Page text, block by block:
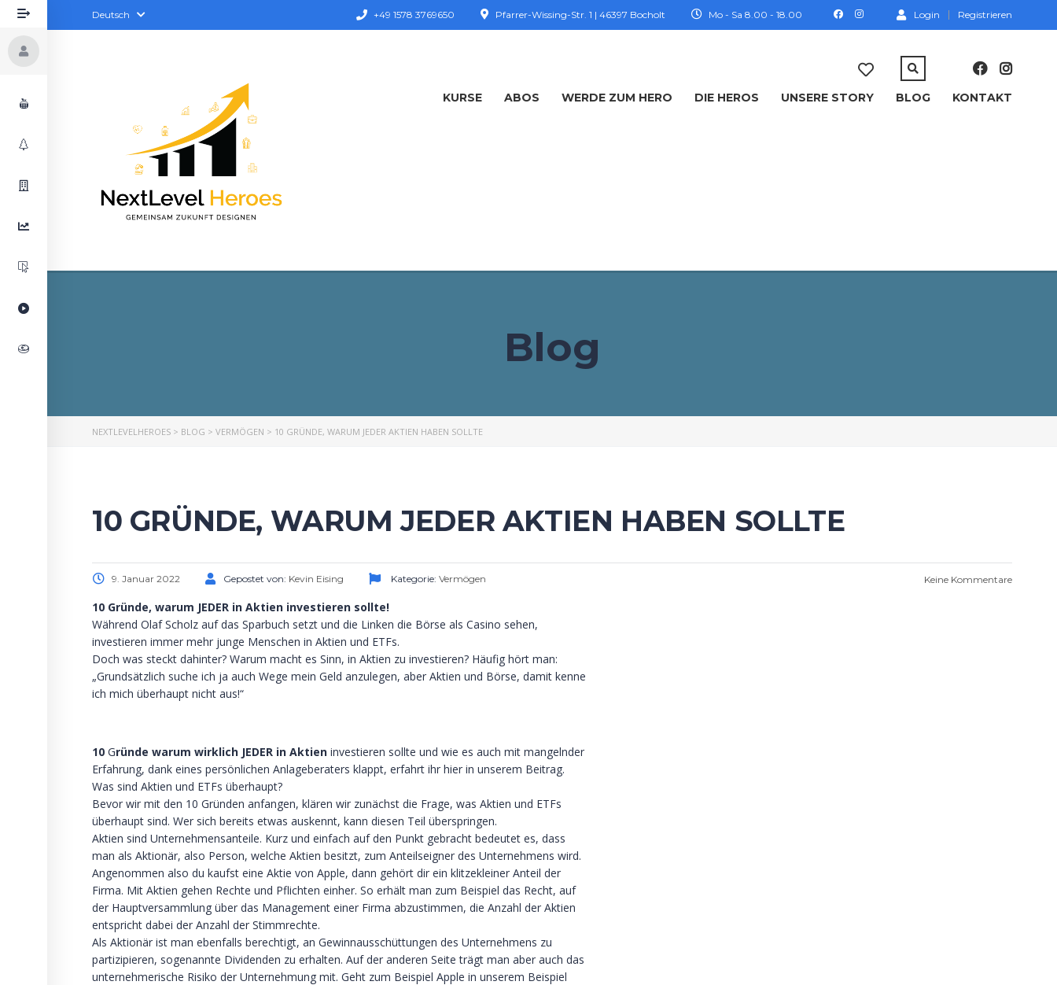
Deutsch Login Registrieren
Mo - Sa 8.00 - 18.00
Pfarrer-Wissing-Str. 1 | 46397 Bocholt
+49 1578 3769650
KURSE ABOS WERDE ZUM HERO DIE HEROS UNSERE STORY BLOG KONTAKT
Blog
NEXTLEVELHEROES > BLOG > VERMÖGEN > 10 GRÜNDE, WARUM JEDER AKTIEN HABEN SOLLTE
10 GRÜNDE, WARUM JEDER AKTIEN HABEN SOLLTE
9. Januar 2022 Gepostet von: Kevin Eising Kategorie: Vermögen Keine Kommentare
10 Gründe, warum JEDER in Aktien investieren sollte!
Während Olaf Scholz auf das Sparbuch setzt und die Linken die Börse als Casino sehen,
investieren immer mehr junge Menschen in Aktien und ETFs.
Doch was steckt dahinter? Warum macht es Sinn, in Aktien zu investieren? Häufig hört man:
„Grundsätzlich suche ich ja auch Wege mein Geld anzulegen, aber Aktien und Börse, damit kenne
ich mich überhaupt nicht aus!“
10 Gründe warum wirklich JEDER in Aktien investieren sollte und wie es auch mit mangelnder
Erfahrung, dank eines persönlichen Anlageberaters klappt, erfahrt ihr hier in unserem Beitrag.
Was sind Aktien und ETFs überhaupt?
Bevor wir mit den 10 Gründen anfangen, klären wir zunächst die Frage, was Aktien und ETFs
überhaupt sind. Wer sich bereits etwas auskennt, kann diesen Teil überspringen.
Aktien sind Unternehmensanteile. Kurz und einfach auf den Punkt gebracht bedeutet es, dass
man als Aktionär, also Person, welche Aktien besitzt, zum Anteilseigner des Unternehmens wird.
Angenommen also du kaufst eine Aktie von Apple, dann gehört dir ein klitzekleiner Anteil der
Firma. Mit Aktien gehen Rechte und Pflichten einher. So erhält man zum Beispiel das Recht, auf
der Hauptversammlung über das Management einer Firma abzustimmen, die Anzahl der Aktien
entspricht dabei der Anzahl der Stimmrechte.
Als Aktionär ist man ebenfalls berechtigt, an Gewinnausschüttungen des Unternehmens zu
partizipieren, sogenannte Dividenden zu erhalten. Auf der anderen Seite trägt man aber auch das
unternehmerische Risiko der Unternehmung mit. Geht zum Beispiel Apple in unserem Beispiel